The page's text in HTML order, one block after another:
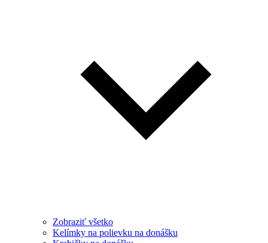
Zobraziť všetko
Kelímky na polievku na donášku